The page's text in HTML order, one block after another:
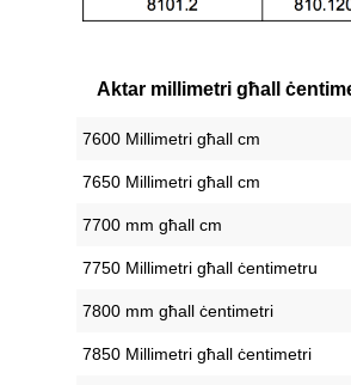
Aktar millimetri għall
7600 Millimetri għall cm
7650 Millimetri għall cm
7700 mm għall cm
7750 Millimetri għall ċentimetru
7800 mm għall ċentimetri
7850 Millimetri għall ċentimetri